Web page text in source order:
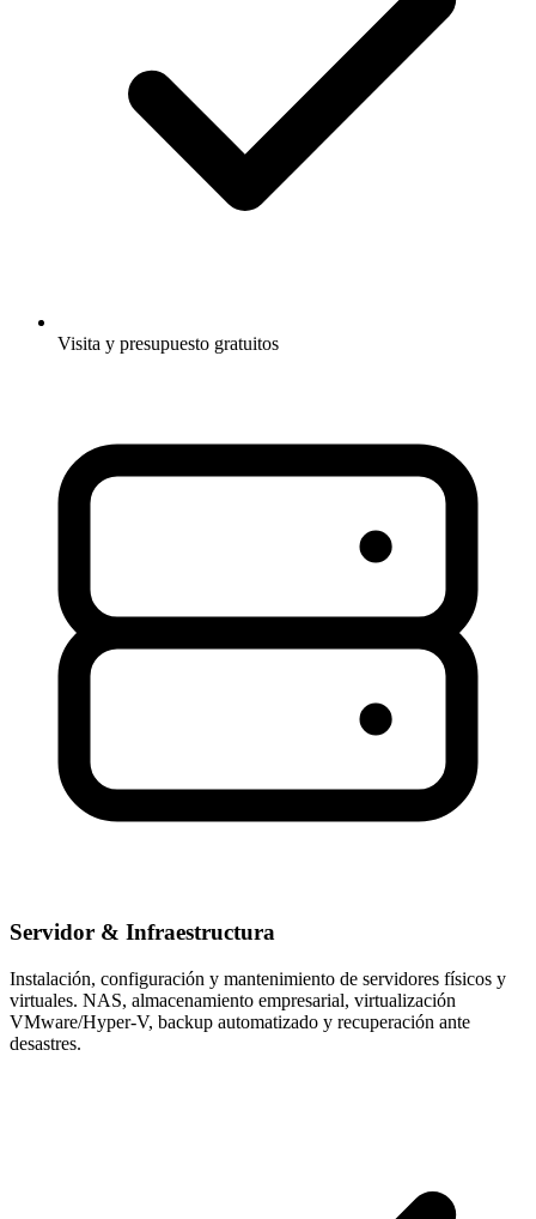
Visita y presupuesto gratuitos
Servidor & Infraestructura
Instalación, configuración y mantenimiento de servidores físicos y
virtuales. NAS, almacenamiento empresarial, virtualización
VMware/Hyper-V, backup automatizado y recuperación ante
desastres.